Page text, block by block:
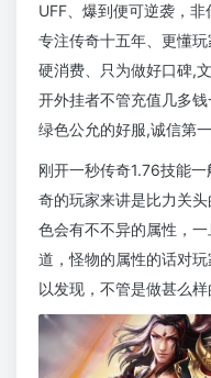
UFF、爆到便可逆袭，非
专注传奇十五年、更懂
硬消费、只为做好口碑,
开外挂者不管充值几多钱
绿色公允的好服,诚信第一
刚开一秒传奇1.76技能
奇的玩家来讲是比力关
色会有不不异的属性，
道，怪物的属性的话对
以发现，不管是做甚么